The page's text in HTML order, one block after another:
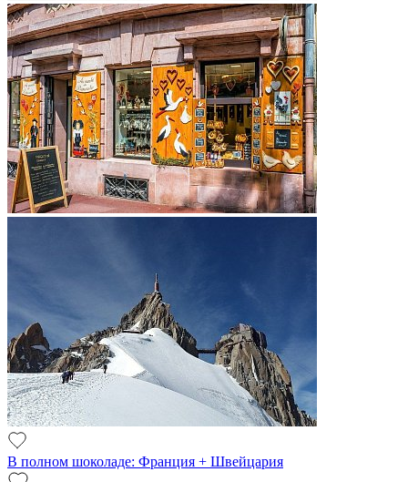
В полном шоколаде: Франция + Швейцария